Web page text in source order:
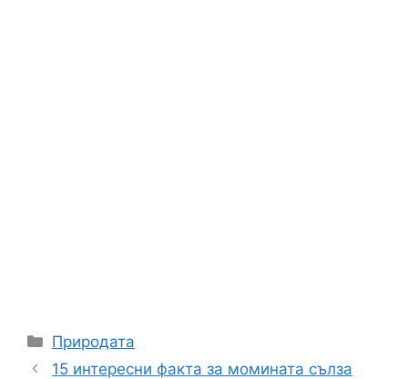
Категории
Природата
15 интересни факта за момината сълза